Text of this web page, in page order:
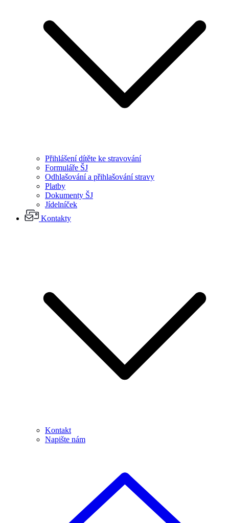
Přihlášení dítěte ke stravování
Formuláře ŠJ
Odhlašování a přihlašování stravy
Platby
Dokumenty ŠJ
Jídelníček
Kontakty
Kontakt
Napište nám